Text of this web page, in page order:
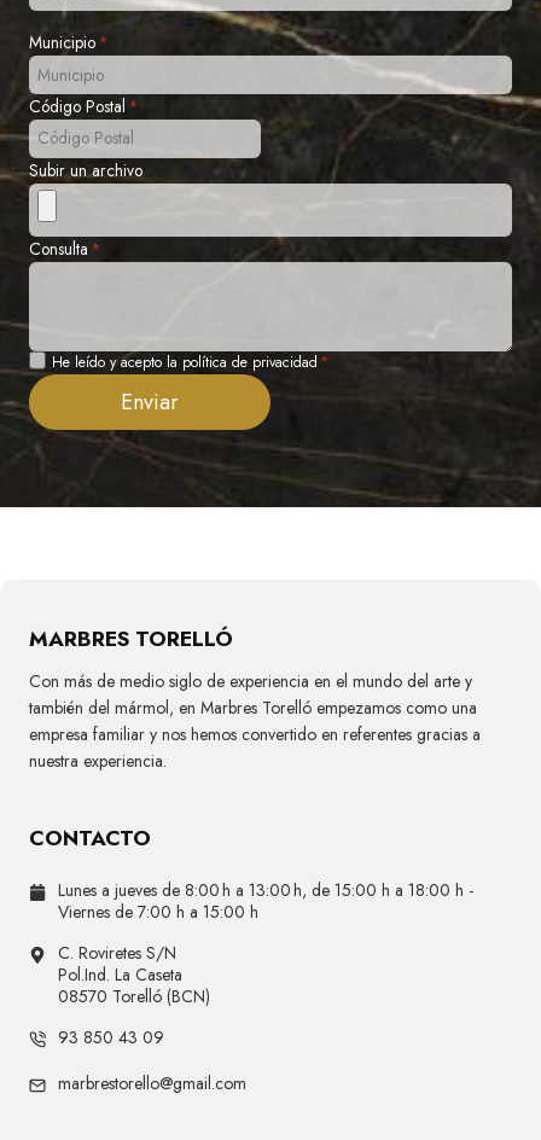
Municipio*
Código Postal *
Subir un archivo
Consulta *
Privacidad
He leído y acepto la política de privacidad *
Enviar
MARBRES TORELLÓ
Con más de medio siglo de experiencia en el mundo del arte y
también del mármol, en Marbres Torelló empezamos como una
empresa familiar y nos hemos convertido en referentes gracias a
nuestra experiencia.
CONTACTO
Lunes a jueves de 8:00 h a 13:00 h, de 15:00 h a 18:00 h -
Viernes de 7:00 h a 15:00 h
C. Roviretes S/N
Pol.Ind. La Caseta
08570 Torelló (BCN)
93 850 43 09
marbrestorello@gmail.com